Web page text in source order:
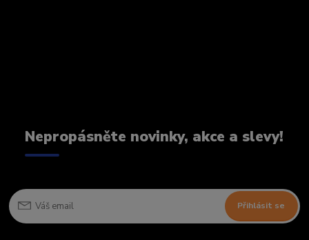
Nepropásněte novinky, akce a slevy!
Přihlásit se